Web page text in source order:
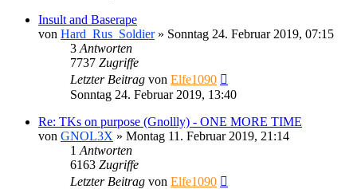
Insult and Baserape
von Hard_Rus_Soldier» Sonntag 24. Februar 2019, 07:15
3 Antworten
7737 Zugriffe
Letzter Beitrag von Elfe1090
Sonntag 24. Februar 2019, 13:40
Re: TKs on purpose (Gnollly) - ONE MORE TIME
von GNOL3X » Montag 11. Februar 2019, 21:14
1 Antworten
6163 Zugriffe
Letzter Beitrag von Elfe1090